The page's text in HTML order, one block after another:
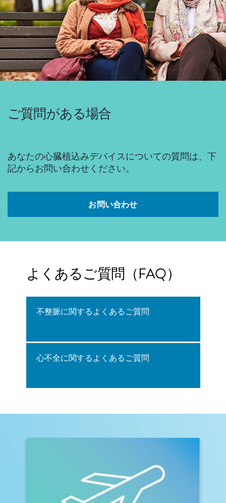
ご質問がある場合
あなたの心臓植込みデバイスについての質問は、下
記からお問い合わせください。
お問い合わせ
よくあるご質問（FAQ）
不整脈に関するよくあるご質問
心不全に関するよくあるご質問